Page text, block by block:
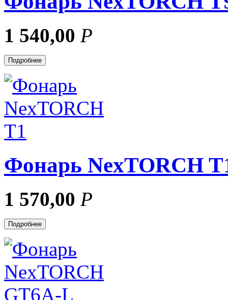
1 540,00 Р
Подробнее
Фонарь NexTORCH
1 570,00 Р
Подробнее